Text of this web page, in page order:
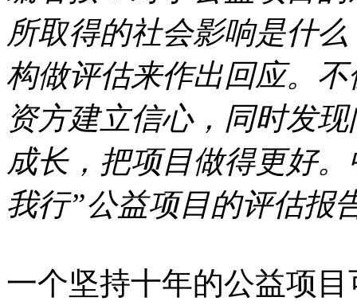
所取得的社会影响是什
构做评估来作出回应。
资方建立信心，同时发
成长，把项目做得更好
我行”公益项目的评估报
一个坚持十年的公益项